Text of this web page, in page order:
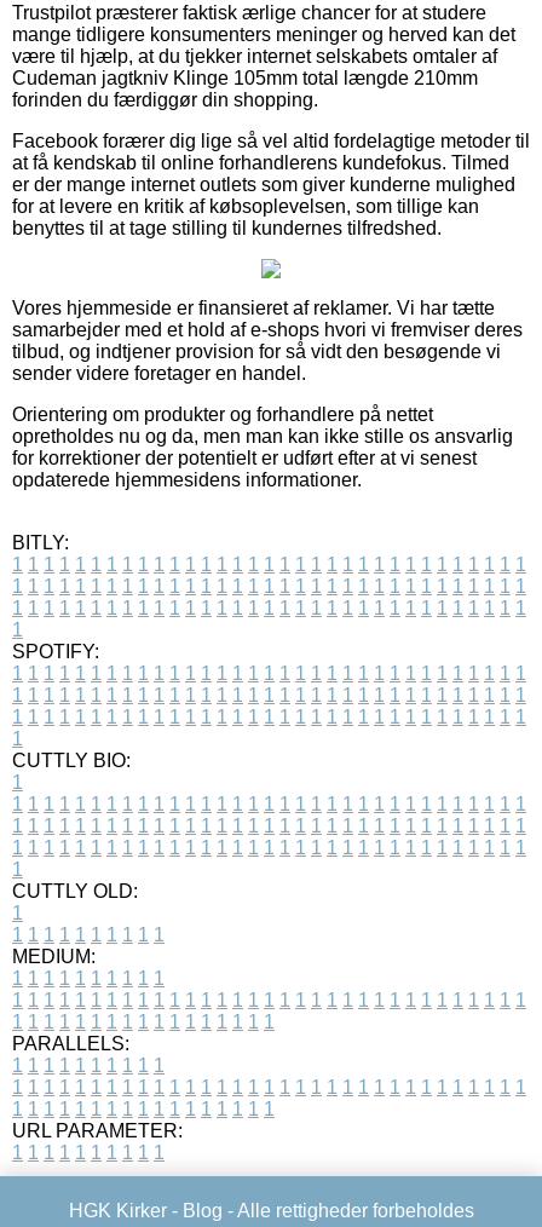
Trustpilot præsterer faktisk ærlige chancer for at studere
mange tidligere konsumenters meninger og herved kan det
være til hjælp, at du tjekker internet selskabets omtaler af
Cudeman jagtkniv Klinge 105mm total længde 210mm
forinden du færdiggør din shopping.
Facebook forærer dig lige så vel altid fordelagtige metoder til
at få kendskab til online forhandlerens kundefokus. Tilmed
er der mange internet outlets som giver kunderne mulighed
for at levere en kritik af købsoplevelsen, som tillige kan
benyttes til at tage stilling til kundernes tilfredshed.
Vores hjemmeside er finansieret af reklamer. Vi har tætte
samarbejder med et hold af e-shops hvori vi fremviser deres
tilbud, og indtjener provision for så vidt den besøgende vi
sender videre foretager en handel.
Orientering om produkter og forhandlere på nettet
opretholdes nu og da, men man kan ikke stille os ansvarlig
for korrektioner der potentielt er udført efter at vi senest
opdaterede hjemmesidens informationer.
BITLY:
1 1 1 1 1 1 1 1 1 1 1 1 1 1 1 1 1 1 1 1 1 1 1 1 1 1 1 1 1 1 1 1 1
1 1 1 1 1 1 1 1 1 1 1 1 1 1 1 1 1 1 1 1 1 1 1 1 1 1 1 1 1 1 1 1 1
1 1 1 1 1 1 1 1 1 1 1 1 1 1 1 1 1 1 1 1 1 1 1 1 1 1 1 1 1 1 1 1 1
1
SPOTIFY:
1 1 1 1 1 1 1 1 1 1 1 1 1 1 1 1 1 1 1 1 1 1 1 1 1 1 1 1 1 1 1 1 1
1 1 1 1 1 1 1 1 1 1 1 1 1 1 1 1 1 1 1 1 1 1 1 1 1 1 1 1 1 1 1 1 1
1 1 1 1 1 1 1 1 1 1 1 1 1 1 1 1 1 1 1 1 1 1 1 1 1 1 1 1 1 1 1 1 1
1
CUTTLY BIO:
1
1 1 1 1 1 1 1 1 1 1 1 1 1 1 1 1 1 1 1 1 1 1 1 1 1 1 1 1 1 1 1 1 1
1 1 1 1 1 1 1 1 1 1 1 1 1 1 1 1 1 1 1 1 1 1 1 1 1 1 1 1 1 1 1 1 1
1 1 1 1 1 1 1 1 1 1 1 1 1 1 1 1 1 1 1 1 1 1 1 1 1 1 1 1 1 1 1 1 1
1
CUTTLY OLD:
1
1 1 1 1 1 1 1 1 1 1
MEDIUM:
1 1 1 1 1 1 1 1 1 1
1 1 1 1 1 1 1 1 1 1 1 1 1 1 1 1 1 1 1 1 1 1 1 1 1 1 1 1 1 1 1 1 1
1 1 1 1 1 1 1 1 1 1 1 1 1 1 1 1 1
PARALLELS:
1 1 1 1 1 1 1 1 1 1
1 1 1 1 1 1 1 1 1 1 1 1 1 1 1 1 1 1 1 1 1 1 1 1 1 1 1 1 1 1 1 1 1
1 1 1 1 1 1 1 1 1 1 1 1 1 1 1 1 1
URL PARAMETER:
1 1 1 1 1 1 1 1 1 1
HGK Kirker - Blog - Alle rettigheder forbeholdes